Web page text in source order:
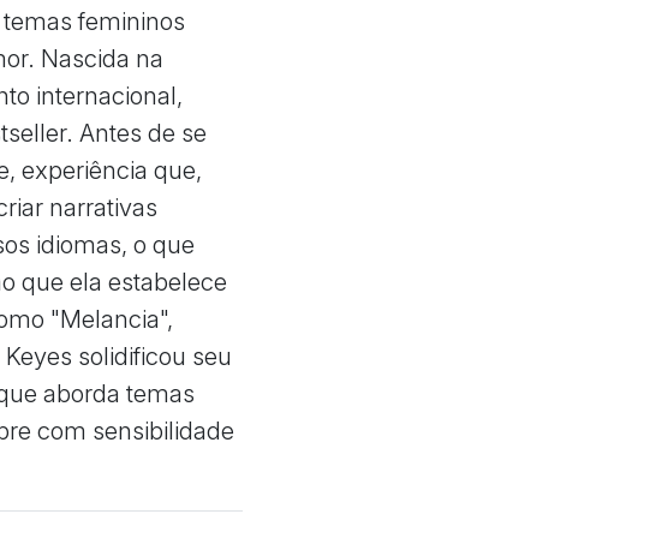
femininos
Nascida na
internacional,
Antes de se
experiência que,
narrativas
idiomas, o que
que ela estabelece
"Melancia",
solidificou seu
aborda temas
com sensibilidade